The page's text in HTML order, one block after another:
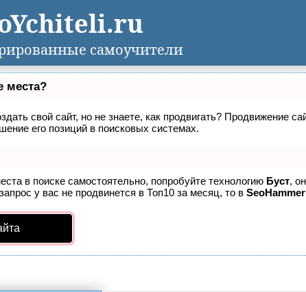
места?
свой сайт, но не знаете, как продвигать? Продвижение
его позиций в поисковых системах.
в поиске самостоятельно, попробуйте технологию Буст,
у вас не продвинется в Топ10 за месяц, то в SeoHammer
самоучители